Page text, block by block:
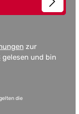
zur
gelesen und bin
die